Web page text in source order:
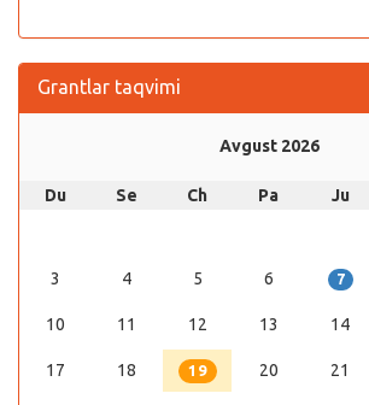
Grantlar taqvimi
Avgust 2026
Du Se Ch Pa Ju
3 4 5 6 7
10 11 12 13 14
17 18 19 20 21